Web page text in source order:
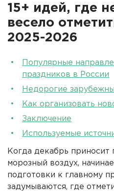
15+ идей, где
весело
2025-2026
Популярные
праздников в России
Недорогие
Как организовать
Заключение
Используемые
Когда декабрь приносит
морозный воздух,
подготовки к главному
задумываются, где